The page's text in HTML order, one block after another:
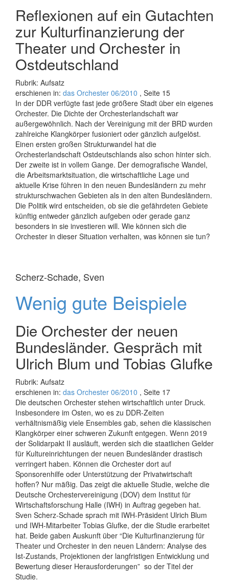
Reflexionen auf ein Gutachten
zur Kulturfinanzierung der
Theater und Orchester in
Ostdeutschland
Rubrik: Aufsatz
erschienen in: das Orchester 06/2010 , Seite 15
In der DDR verfügte fast jede größere Stadt über ein eigenes
Orchester. Die Dichte der Orchesterlandschaft war
außergewöhnlich. Nach der Vereinigung mit der BRD wurden
zahlreiche Klangkörper fusioniert oder gänzlich aufgelöst.
Einen ersten großen Strukturwandel hat die
Orchesterlandschaft Ostdeutschlands also schon hinter sich.
Der zweite ist in vollem Gange. Der demografische Wandel,
die Arbeitsmarktsituation, die wirtschaftliche Lage und
aktuelle Krise führen in den neuen Bundesländern zu mehr
strukturschwachen Gebieten als in den alten Bundesländern.
Die Politik wird entscheiden, ob sie die gefährdeten Gebiete
künftig entweder gänzlich aufgeben oder gerade ganz
besonders in sie investieren will. Wie können sich die
Orchester in dieser Situation verhalten, was können sie tun?
Scherz-Schade, Sven
Wenig gute Beispiele
Die Orchester der neuen
Bundesländer. Gespräch mit
Ulrich Blum und Tobias Glufke
Rubrik: Aufsatz
erschienen in: das Orchester 06/2010 , Seite 17
Die deutschen Orchester stehen wirtschaftlich unter Druck.
Insbesondere im Osten, wo es zu DDR-Zeiten
verhältnismäßig viele Ensembles gab, sehen die klassischen
Klangkörper einer schweren Zukunft entgegen. Wenn 2019
der Solidarpakt II ausläuft, werden sich die staatlichen Gelder
für Kultureinrichtungen der neuen Bundesländer drastisch
verringert haben. Können die Orchester dort auf
Sponsorenhilfe oder Unterstützung der Privatwirtschaft
hoffen? Nur mäßig. Das zeigt die aktuelle Studie, welche die
Deutsche Orchestervereinigung (DOV) dem Institut für
Wirtschaftsforschung Halle (IWH) in Auftrag gegeben hat.
Sven Scherz-Schade sprach mit IWH-Präsident Ulrich Blum
und IWH-Mitarbeiter Tobias Glufke, der die Studie erarbeitet
hat. Beide gaben Auskunft über “Die Kulturfinanzierung für
Theater und Orchester in den neuen Ländern: Analyse des
Ist-Zustands, Projektionen der langfristigen Entwicklung und
Bewertung dieser Herausforderungen”  so der Titel der
Studie.